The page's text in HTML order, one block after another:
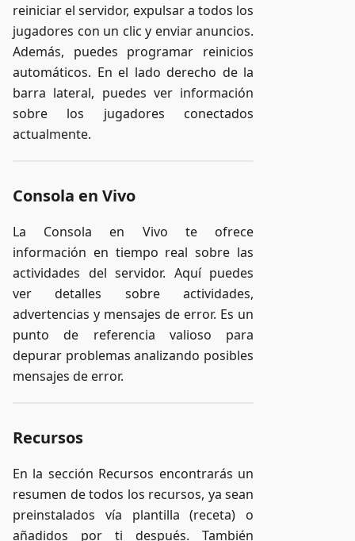
reiniciar el servidor, expulsar a todos los
jugadores con un clic y enviar anuncios.
Además, puedes programar reinicios
automáticos. En el lado derecho de la
barra lateral, puedes ver información
sobre los jugadores conectados
actualmente.
Consola en Vivo
La Consola en Vivo te ofrece
información en tiempo real sobre las
actividades del servidor. Aquí puedes
ver detalles sobre actividades,
advertencias y mensajes de error. Es un
punto de referencia valioso para
depurar problemas analizando posibles
mensajes de error.
Recursos
En la sección Recursos encontrarás un
resumen de todos los recursos, ya sean
preinstalados vía plantilla (receta) o
añadidos por ti después. También